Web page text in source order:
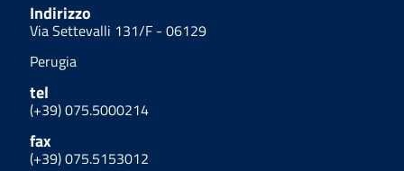
Indirizzo
Via Settevalli 131/F - 06129
Perugia
tel
(+39) 075.5000214
fax
(+39) 075.5153012